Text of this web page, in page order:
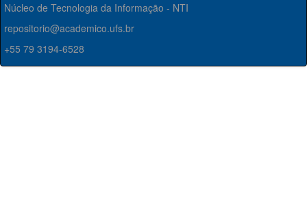
Núcleo de Tecnologia da Informação - NTI
repositorio@academico.ufs.br
+55 79 3194-6528